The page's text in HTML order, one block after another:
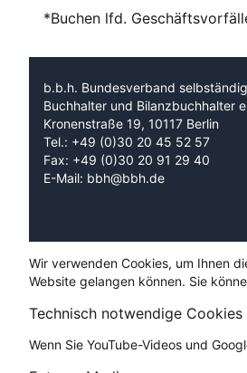
*Buchen lfd.
b.b.h. Bundesverband
Buchhalter und Bilanzbuchhalter
Kronenstraße 19, 10117 Berlin
Tel.: +49 (0)30 20 45 52 57
Fax: +49 (0)30 20 91 29 40
E-Mail: bbh@bbh.de
Wir verwenden Cookies, um Ihnen
Website gelangen können. Sie
Technisch notwendige Cookies
Wenn Sie YouTube-Videos und